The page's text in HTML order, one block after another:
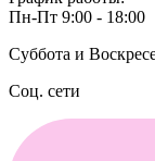
Пн-Пт 9:00 - 18:00
Суббота и
Соц. сети